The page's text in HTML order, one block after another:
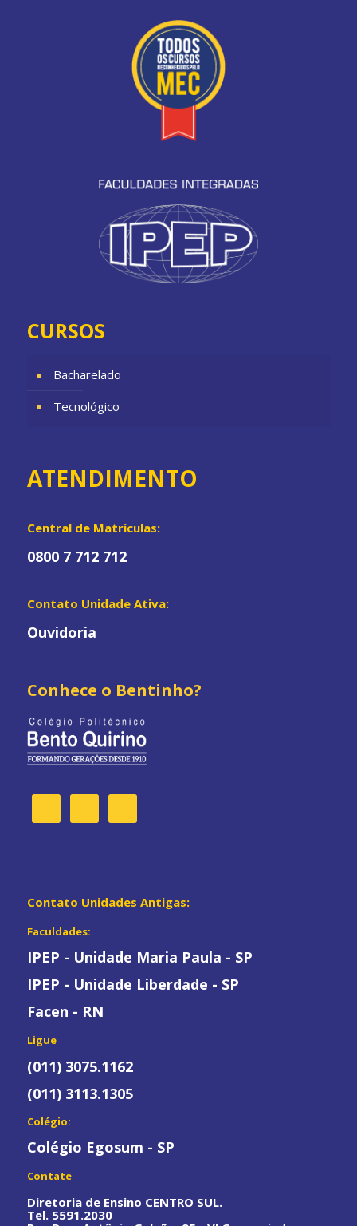
CURSOS
Bacharelado
Tecnológico
ATENDIMENTO
Central de Matrículas:
0800 7 712 712
Contato Unidade Ativa:
Ouvidoria
Conhece o Bentinho?
Contato Unidades Antigas:
Faculdades:
IPEP - Unidade Maria Paula - SP
IPEP - Unidade Liberdade - SP
Facen - RN
Ligue
(011) 3075.1162
(011) 3113.1305
Colégio:
Colégio Egosum - SP
Contate
Diretoria de Ensino CENTRO SUL.
Tel. 5591.2030